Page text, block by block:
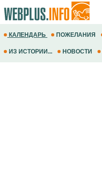
КАЛЕНДАРЬ ПОЖЕЛАНИЯ
ИЗ ИСТОРИИ... НОВОСТИ